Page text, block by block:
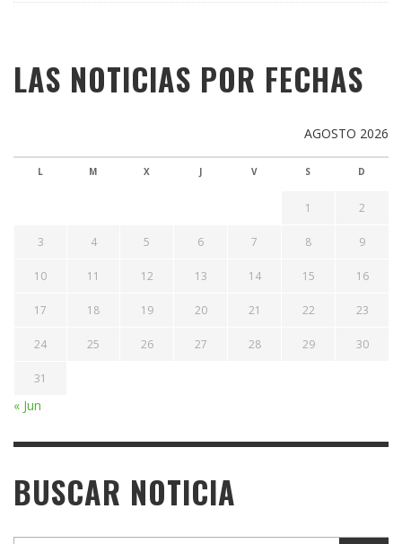
LAS NOTICIAS POR FECHAS
AGOSTO 2026
L M X J V S D
1 2
3 4 5 6 7 8 9
10 11 12 13 14 15 16
17 18 19 20 21 22 23
24 25 26 27 28 29 30
31
« Jun
BUSCAR NOTICIA